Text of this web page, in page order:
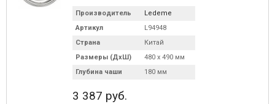
Производитель
Ledeme
Артикул
L94948
Страна
Китай
Размеры (ДхШ)
480 х 490 мм
Глубина чаши
180 мм
3 387 руб.